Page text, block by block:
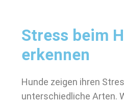
Stress beim
erkennen
Hunde zeigen ihren
unterschiedliche Arten.